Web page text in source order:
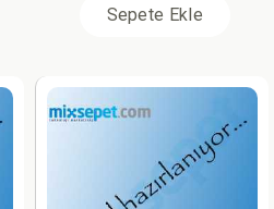
Sepete Ekle